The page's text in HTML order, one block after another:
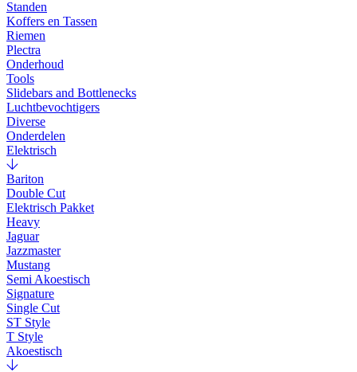
Standen
Koffers en Tassen
Riemen
Plectra
Onderhoud
Tools
Slidebars and Bottlenecks
Luchtbevochtigers
Diverse
Onderdelen
Elektrisch
Bariton
Double Cut
Elektrisch Pakket
Heavy
Jaguar
Jazzmaster
Mustang
Semi Akoestisch
Signature
Single Cut
ST Style
T Style
Akoestisch